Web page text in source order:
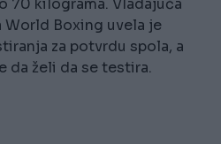
70 kilograma. Vladajuća
World Boxing uvela je
za potvrdu spola, a
da želi da se testira.